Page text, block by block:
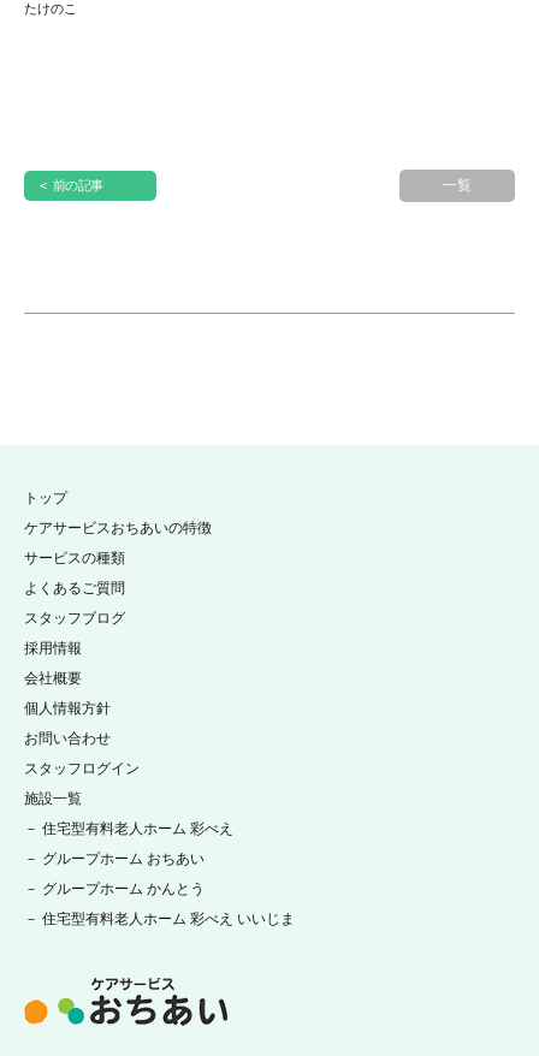
たけのこ
< 前の記事 一覧
トップ
ケアサービスおちあいの特徴
サービスの種類
よくあるご質問
スタッフブログ
採用情報
施設一覧
－ 住宅型有料老人ホーム 彩べえ
－ グループホーム おちあい
－ グループホーム かんとう
－ 住宅型有料老人ホーム 彩べえ いいじま
会社概要
個人情報方針
お問い合わせ
スタッフログイン